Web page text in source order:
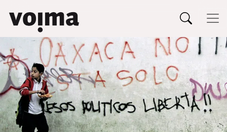
Siirry sisältöön
Päävalikko